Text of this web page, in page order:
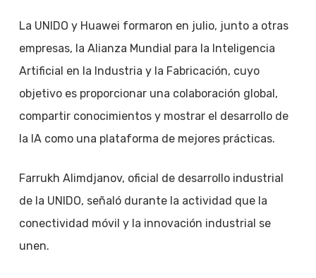
La UNIDO y Huawei formaron en julio, junto a otras
empresas, la Alianza Mundial para la Inteligencia
Artificial en la Industria y la Fabricación, cuyo
objetivo es proporcionar una colaboración global,
compartir conocimientos y mostrar el desarrollo de
la IA como una plataforma de mejores prácticas.
Farrukh Alimdjanov, oficial de desarrollo industrial
de la UNIDO, señaló durante la actividad que la
conectividad móvil y la innovación industrial se
unen.